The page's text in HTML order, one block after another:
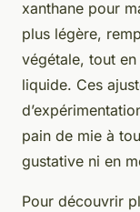
xanthane pour
plus légère,
végétale, tout
liquide. Ces
pain de mie à
gustative ni en
Pour découvrir